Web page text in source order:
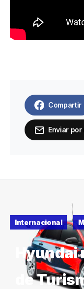
Compartir
Enviar por
Internacional
Hyundai
de